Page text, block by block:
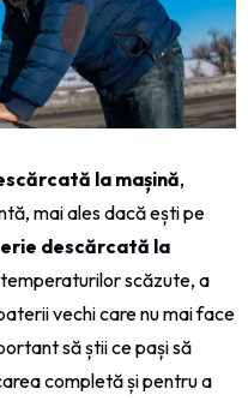
la mașină,
mai ales dacă ești pe
descărcată la
scăzute, a
vechi care nu mai face
să știi ce pași să
completă și pentru a